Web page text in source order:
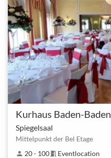
Kurhaus Baden-Baden
Spiegelsaal
Mittelpunkt der Bel Etage
person 20 - 100meeting_room Eventlocation